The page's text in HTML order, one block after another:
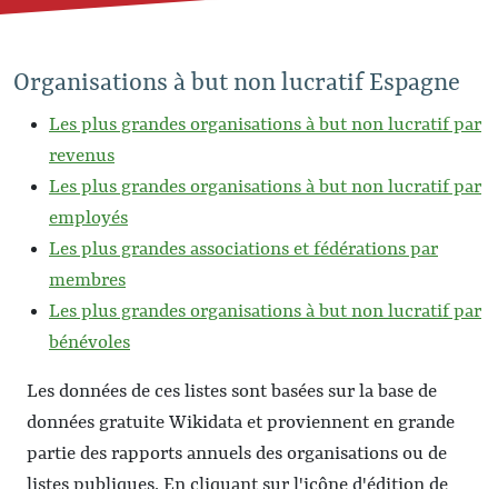
Organisations à but non lucratif Espagne
Les plus grandes organisations à but non lucratif par
revenus
Les plus grandes organisations à but non lucratif par
employés
Les plus grandes associations et fédérations par
membres
Les plus grandes organisations à but non lucratif par
bénévoles
Les données de ces listes sont basées sur la base de
données gratuite Wikidata et proviennent en grande
partie des rapports annuels des organisations ou de